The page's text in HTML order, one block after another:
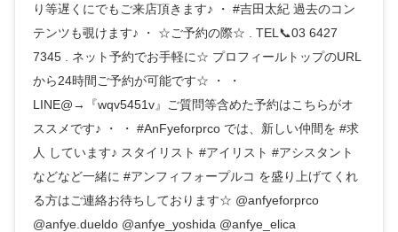
り等遅くにでもご来店頂きます♪ ・ #吉田太紀 過去のコン
テンツも覗けます♪ ・ ☆ご予約の際☆ . TEL📞03 6427
7345 . ネット予約でお手軽に☆ プロフィールトップのURL
から24時間ご予約が可能です☆ ・ ・
LINE@→『wqv5451v』ご質問等含めた予約はこちらがオ
ススメです♪ ・ ・ #AnFyeforprco では、新しい仲間を #求
人 しています♪ スタイリスト #アイリスト #アシスタント
などなど一緒に #アンフィフォープルコ を盛り上げてくれ
る方はご連絡お待ちしております☆ @anfyeforprco
@anfye.dueldo @anfye_yoshida @anfye_elica